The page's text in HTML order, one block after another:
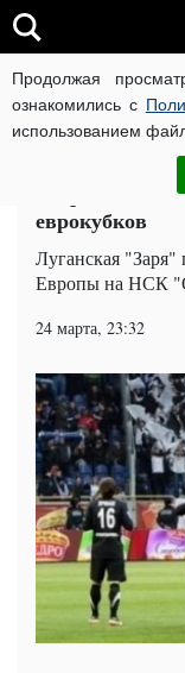
Продолжая
ознакомились с
использованием
ВОЙНА
"Заря"
еврокубков
Луганская
Европы на НСК
24 марта, 23:32